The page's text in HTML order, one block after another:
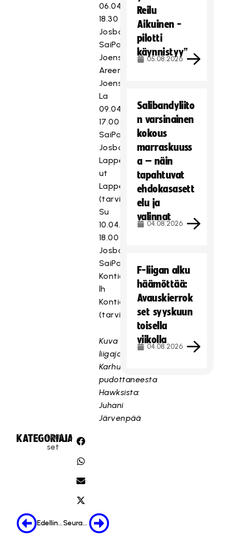
06.04.2022
18.30
Josba
SaiPa
Joensuu
Areena
Joensuu
La
09.04.2022
17.00
SaiPa
Josba
Lappeenrannan
ut
Lappeenranta
(tarvittaessa)
Su
10.04.2022
18.00
Josba
SaiPa
Kontiolahden
lh
Kontiolahti
(tarvittaessa)
Kuva
liigajoukkue
Karhut
pudottaneesta
Hawksista:
Juhani
Järvenpää
KATEGORIA:
Uuti
set
JAA:
Edellinen Seuraava
Reilu
Aikuinen -
pilotti
käynnistyy”
05.08.2026
Salibandyliito
n varsinainen
kokous
marraskuuss
a – näin
tapahtuvat
ehdokasasett
elu ja
valinnat
04.08.2026
F-liigan alku
häämöttää:
Avauskierrok
set syyskuun
toisella
viikolla
04.08.2026